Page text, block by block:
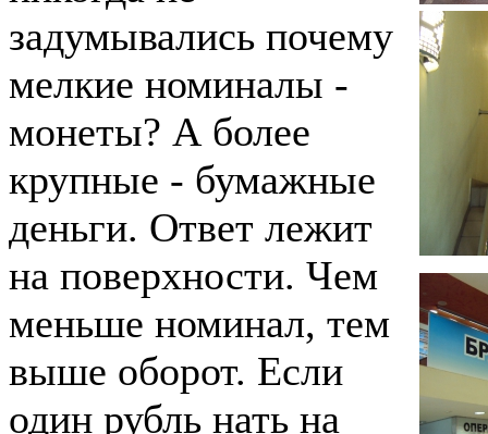
задумывались почему
мелкие номиналы -
монеты? А более
крупные - бумажные
деньги. Ответ лежит
на поверхности. Чем
меньше номинал, тем
выше оборот. Если
один рубль нать на